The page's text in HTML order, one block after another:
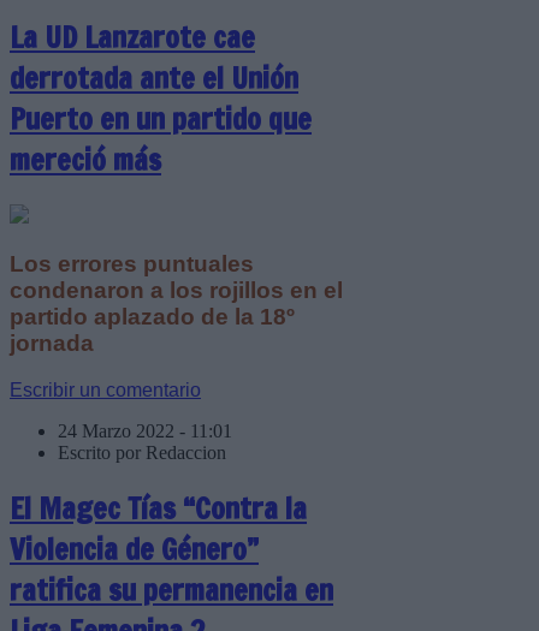
La UD Lanzarote cae
derrotada ante el Unión
Puerto en un partido que
mereció más
Los errores puntuales
condenaron a los rojillos en el
partido aplazado de la 18º
jornada
Escribir un comentario
24 Marzo 2022 - 11:01
Escrito por Redaccion
El Magec Tías “Contra la
Violencia de Género”
ratifica su permanencia en